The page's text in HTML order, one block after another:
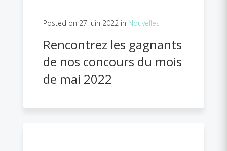
Posted on 27 juin 2022 in Nouvelles
Rencontrez les gagnants
de nos concours du mois
de mai 2022